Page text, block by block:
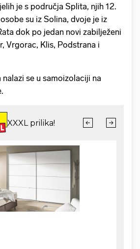
je s područja Splita, njih 12.
su iz Solina, dvoje je iz
dok po jedan novi zabilježeni
Vrgorac, Klis, Podstrana i
se u samoizolaciji na